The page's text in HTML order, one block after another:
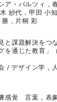
ア・バルツィ，
紗代，甲田 小
，片桐 彩
と課題解決をつ
を通じた教育」
/ デザイン学，
感覚 言葉，表